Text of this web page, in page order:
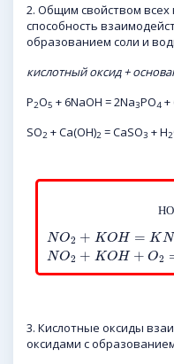
2. Общим свойством всех
способность
образованием соли и
кислотный оксид +
P2O5 + 6NaOH = 2Na3PO4 +
SO2 + Ca(OH)2 = CaSO3 + H2
НО
NO2 + KOH = KN
NO2 + KOH + O2
3. Кислотные оксиды
оксидами с